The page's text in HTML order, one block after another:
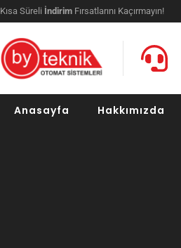
Kısa Süreli İndirim Fırsatlarını Kaçırmayın!
Anasayfa Hakkımızda